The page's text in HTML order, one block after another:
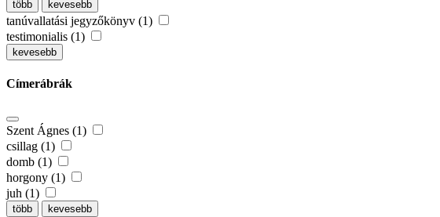
több kevesebb
tanúvallatási jegyzőkönyv (1)
testimonialis (1)
kevesebb
Címerábrák
Szent Ágnes (1)
csillag (1)
domb (1)
horgony (1)
juh (1)
több kevesebb